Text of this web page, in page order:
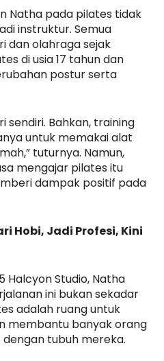
Natha pada pilates tidak
instruktur. Semua
dan olahraga sejak
di usia 17 tahun dan
postur serta
sendiri. Bahkan, training
untuk memakai alat
tuturnya. Namun,
mengajar pilates itu
dampak positif pada
Hobi, Jadi Profesi, Kini
Halcyon Studio, Natha
ini bukan sekadar
adalah ruang untuk
membantu banyak orang
tubuh mereka.